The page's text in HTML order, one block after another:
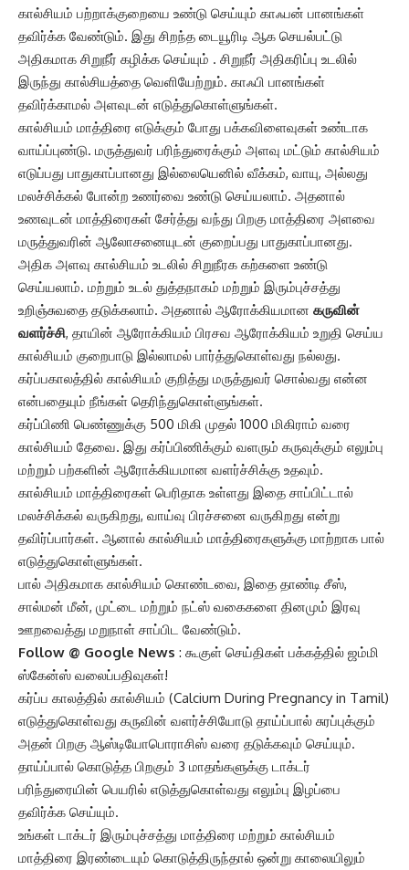
கால்சியம் பற்றாக்குறையை உண்டு செய்யும் காஃபன் பானங்கள்
தவிர்க்க வேண்டும். இது சிறந்த டையூரிடி ஆக செயல்பட்டு
அதிகமாக சிறுநீர் கழிக்க செய்யும் . சிறுநீர் அதிகரிப்பு உடலில்
இருந்து கால்சியத்தை வெளியேற்றும். காஃபி பானங்கள்
தவிர்க்காமல் அளவுடன் எடுத்துகொள்ளுங்கள்.
கால்சியம் மாத்திரை எடுக்கும் போது பக்கவிளைவுகள் உண்டாக
வாய்ப்புண்டு. மருத்துவர் பரிந்துரைக்கும் அளவு மட்டும் கால்சியம்
எடுப்பது பாதுகாப்பானது இல்லையெனில் வீக்கம், வாயு, அல்லது
மலச்சிக்கல் போன்ற உணர்வை உண்டு செய்யலாம். அதனால்
உணவுடன் மாத்திரைகள் சேர்த்து வந்து பிறகு மாத்திரை அளவை
மருத்துவரின் ஆலோசனையுடன் குறைப்பது பாதுகாப்பானது.
அதிக அளவு கால்சியம் உடலில் சிறுநீரக கற்களை உண்டு
செய்யலாம். மற்றும் உடல் துத்தநாகம் மற்றும் இரும்புச்சத்து
உறிஞ்சுவதை தடுக்கலாம். அதனால் ஆரோக்கியமான கருவின்
வளர்ச்சி, தாயின் ஆரோக்கியம் பிரசவ ஆரோக்கியம் உறுதி செய்ய
கால்சியம் குறைபாடு இல்லாமல் பார்த்துகொள்வது நல்லது.
கர்ப்பகாலத்தில் கால்சியம் குறித்து மருத்துவர் சொல்வது என்ன
என்பதையும் நீங்கள் தெரிந்துகொள்ளுங்கள்.
கர்ப்பிணி பெண்ணுக்கு 500 மிகி முதல் 1000 மிகிராம் வரை
கால்சியம் தேவை. இது கர்ப்பிணிக்கும் வளரும் கருவுக்கும் எலும்பு
மற்றும் பற்களின் ஆரோக்கியமான வளர்ச்சிக்கு உதவும்.
கால்சியம் மாத்திரைகள் பெரிதாக உள்ளது இதை சாப்பிட்டால்
மலச்சிக்கல் வருகிறது, வாய்வு பிரச்சனை வருகிறது என்று
தவிர்ப்பார்கள். ஆனால் கால்சியம் மாத்திரைகளுக்கு மாற்றாக பால்
எடுத்துகொள்ளுங்கள்.
பால் அதிகமாக கால்சியம் கொண்டவை, இதை தாண்டி சீஸ்,
சால்மன் மீன், முட்டை மற்றும் நட்ஸ் வகைகளை தினமும் இரவு
ஊறவைத்து மறுநாள் சாப்பிட வேண்டும்.
Follow @ Google News : கூகுள் செய்திகள் பக்கத்தில் ஜம்மி
ஸ்கேன்ஸ் வலைப்பதிவுகள்!
கர்ப்ப காலத்தில் கால்சியம் (Calcium During Pregnancy in Tamil)
எடுத்துகொள்வது கருவின் வளர்ச்சியோடு தாய்ப்பால் சுரப்புக்கும்
அதன் பிறகு ஆஸ்டியோபொராசிஸ் வரை தடுக்கவும் செய்யும்.
தாய்ப்பால் கொடுத்த பிறகும் 3 மாதங்களுக்கு டாக்டர்
பரிந்துரையின் பெயரில் எடுத்துகொள்வது எலும்பு இழப்பை
தவிர்க்க செய்யும்.
உங்கள் டாக்டர் இரும்புச்சத்து மாத்திரை மற்றும் கால்சியம்
மாத்திரை இரண்டையும் கொடுத்திருந்தால் ஒன்று காலையிலும்